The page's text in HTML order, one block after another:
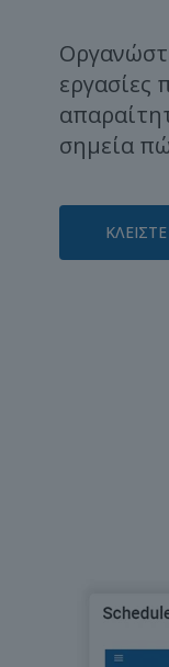
εργασίες
σημεία